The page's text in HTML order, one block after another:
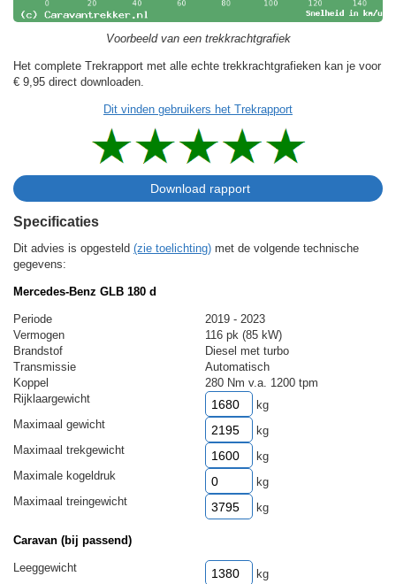
Voorbeeld van een trekkrachtgrafiek
Het complete Trekrapport met alle echte trekkrachtgrafieken kan je voor
€ 9,95 direct downloaden.
Dit vinden gebruikers het Trekrapport
Specificaties
Dit advies is opgesteld (zie toelichting) met de volgende technische
gegevens:
Mercedes-Benz GLB 180 d
Periode
2019 - 2023
Vermogen
116 pk (85 kW)
Brandstof
Diesel met turbo
Transmissie
Automatisch
Koppel
280 Nm v.a. 1200 tpm
Rijklaargewicht
kg
Maximaal gewicht
kg
Maximaal trekgewicht
kg
Maximale kogeldruk
kg
Maximaal treingewicht
kg
Caravan (bij passend)
Leeggewicht kg